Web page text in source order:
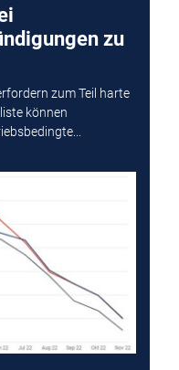
zu
zum Teil harte
können